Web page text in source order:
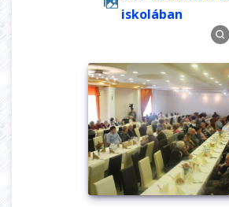
iskolában